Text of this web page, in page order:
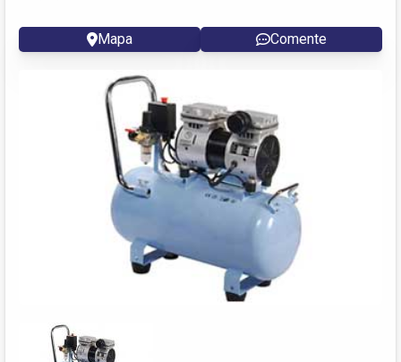
Mapa Comente